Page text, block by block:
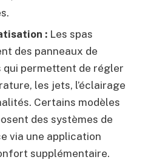
: Les spas
des panneaux de
permettent de régler
les jets, l’éclairage
Certains modèles
des systèmes de
via une application
supplémentaire.